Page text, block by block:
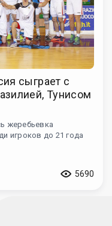
сыграет с
Тунисом
жеребьевка
игроков до 21 года
5690